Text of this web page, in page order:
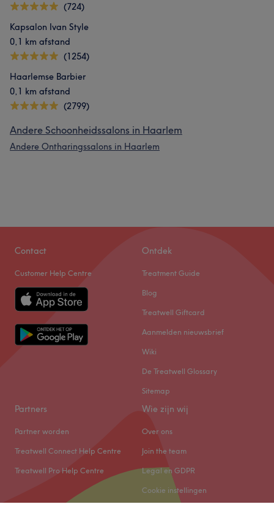
(724)
Kapsalon Ivan Style
0,1 km afstand
(1254)
Haarlemse Barbier
0,1 km afstand
(2799)
Andere Schoonheidssalons in Haarlem
Andere Ontharingssalons in Haarlem
Contact
Customer Help Centre
Ontdek
Treatment Guide
Blog
Treatwell Giftcard
Aanmelden nieuwsbrief
Wiki
De Treatwell Glossary
Sitemap
Partners
Partner worden
Treatwell Connect Help Centre
Treatwell Pro Help Centre
Wie zijn wij
Over ons
Join the team
Legal en GDPR
Cookie instellingen